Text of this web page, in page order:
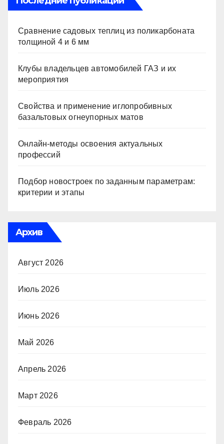
Сравнение садовых теплиц из поликарбоната
толщиной 4 и 6 мм
Клубы владельцев автомобилей ГАЗ и их
мероприятия
Свойства и применение иглопробивных
базальтовых огнеупорных матов
Онлайн-методы освоения актуальных
профессий
Подбор новостроек по заданным параметрам:
критерии и этапы
Архив
Август 2026
Июль 2026
Июнь 2026
Май 2026
Апрель 2026
Март 2026
Февраль 2026